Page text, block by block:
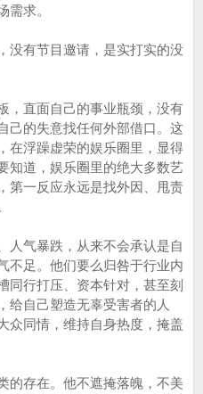
需求。
没有节目邀请，是实打实的没
，直面自己的事业瓶颈，没有
己的失意找任何外部借口。这
在浮躁虚荣的娱乐圈里，显得
知道，娱乐圈里的绝大多数艺
第一反应永远是找外因、甩责
人气暴跌，从来不会承认是自
不足。他们要么归咎于行业内
同行打压、资本针对，甚至刻
给自己塑造无辜受害者的人
众同情，维持自身热度，掩盖
的存在。他不遮掩落魄，不美